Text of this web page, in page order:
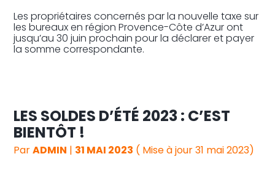
Audit
Les propriétaires concernés par la nouvelle taxe sur
les bureaux en région Provence-Côte d’Azur ont
jusqu’au 30 juin prochain pour la déclarer et payer
la somme correspondante.
LES SOLDES D’ÉTÉ 2023 : C’EST
BIENTÔT !
ParADMIN | 31 MAI 2023 ( Mise à jour 31 mai 2023)